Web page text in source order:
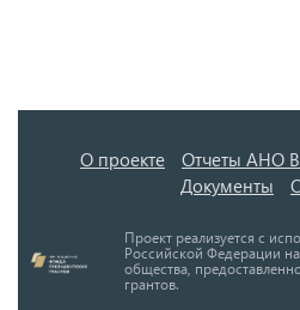
О проекте Отчеты АНО
Документы
Проект реализуется с
Российской Федерации
общества,
грантов.